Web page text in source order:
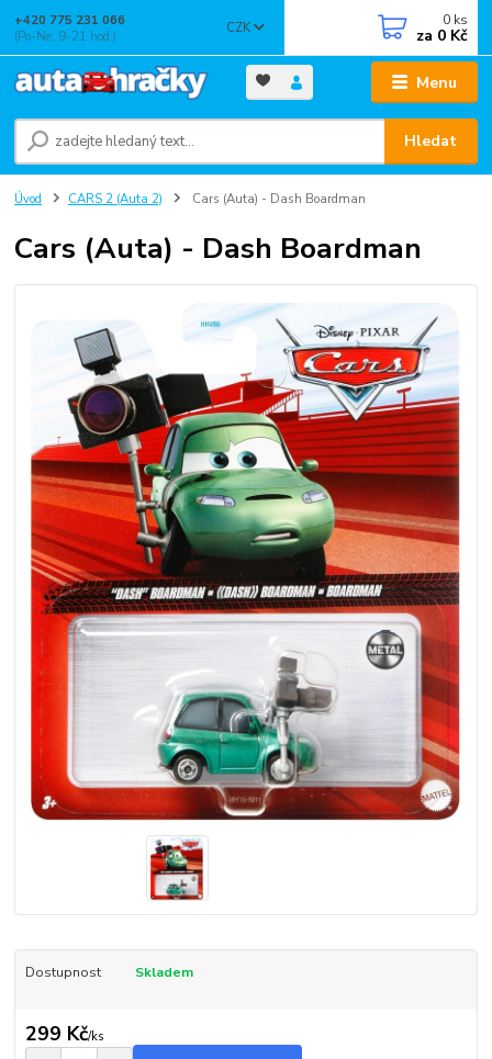
Menu
CZK
Hledat
+420 775 231 066
(Po-Ne, 9-21 hod.)
0 ks
za 0 Kč
Úvod CARS 2 (Auta 2) Cars (Auta) - Dash Boardman
Cars (Auta) - Dash Boardman
Dostupnost Skladem
299 Kč/ks